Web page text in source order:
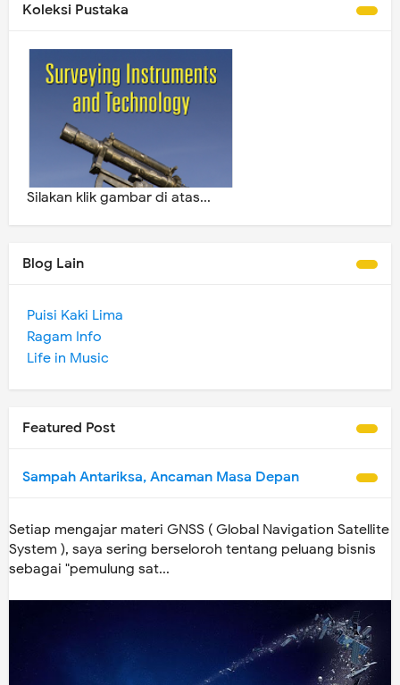
Koleksi Pustaka
Silakan klik gambar di atas...
Blog Lain
Puisi Kaki Lima
Ragam Info
Life in Music
Featured Post
Sampah Antariksa, Ancaman Masa Depan
Setiap mengajar materi GNSS ( Global Navigation Satellite
System ), saya sering berseloroh tentang peluang bisnis
sebagai "pemulung sat...